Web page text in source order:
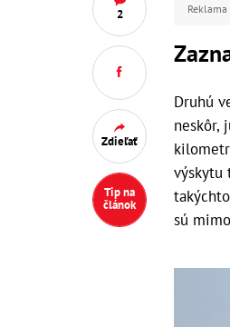
2
Zdieľať
Tip na
článok
Reklama
Druhú
neskôr,
výskytu
sú